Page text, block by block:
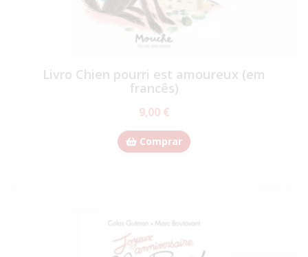
Livro Chien pourri est amoureux (em
francês)
9,00 €
Comprar